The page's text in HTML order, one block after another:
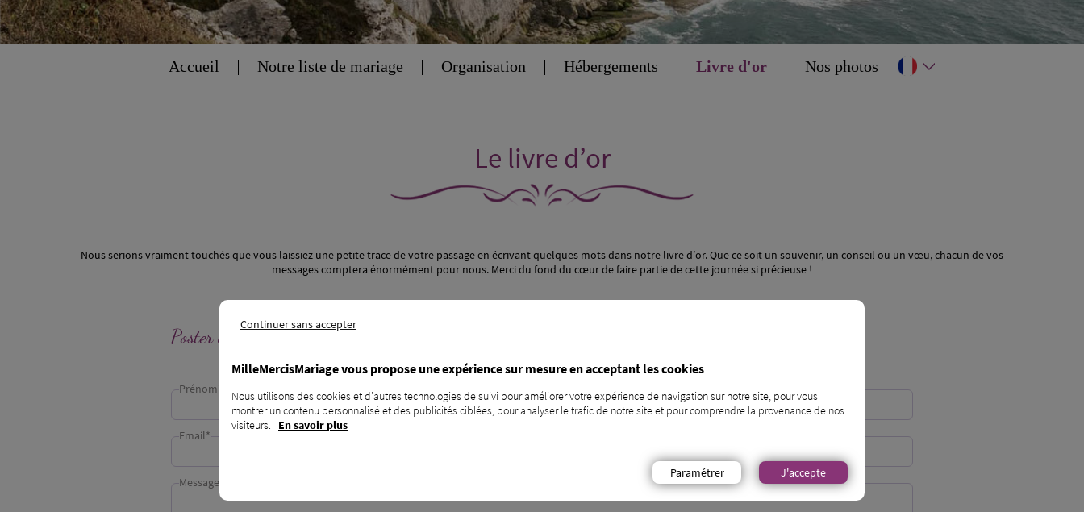
Accueil Notre liste de mariage Organisation Hébergements Livre d'or Nos photos
Le livre d’or
Nous serions vraiment touchés que vous laissiez une petite trace de votre passage en écrivant quelques mots dans notre livre d’or. Que ce soit un souvenir, un conseil ou un vœu, chacun de vos
messages comptera énormément pour nous. Merci du fond du cœur de faire partie de cette journée si précieuse !
Poster un message
Prénom*
Email*
Message*
Continuer sans accepter
MilleMercisMariage vous propose une expérience sur mesure en acceptant les cookies
Nous utilisons des cookies et d'autres technologies de suivi pour améliorer votre expérience de navigation sur notre site, pour vous
montrer un contenu personnalisé et des publicités ciblées, pour analyser le trafic de notre site et pour comprendre la provenance de nos
visiteurs. En savoir plus
Paramétrer J'accepte